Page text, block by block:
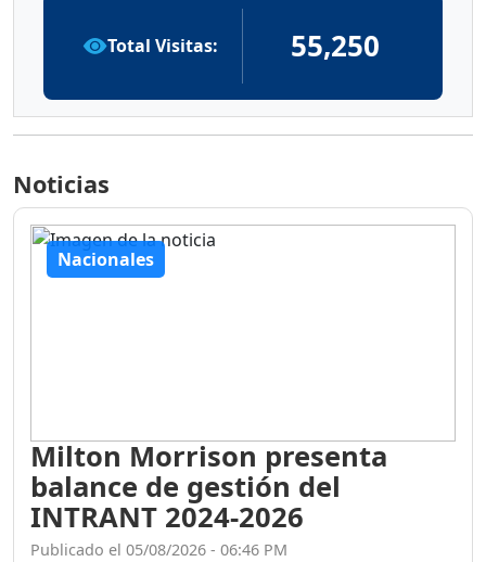
Total Visitas: 55,250
Noticias
Nacionales
Milton Morrison presenta
balance de gestión del
INTRANT 2024-2026
Publicado el 05/08/2026 - 06:46 PM